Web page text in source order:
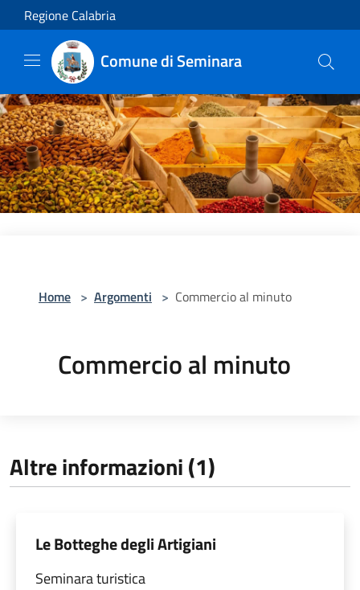
Salta al contenuto principale
Regione Calabria
Comune di Seminara
Home > Argomenti > Commercio al minuto
Commercio al minuto
Altre informazioni (1)
Le Botteghe degli Artigiani
Seminara turistica